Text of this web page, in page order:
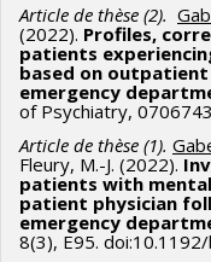
Article de thèse (2).
(2022). Profiles,
patients
based on
emergency
of Psychiatry,
Article de thèse (1).
Fleury, M.-J. (2022).
patients with
patient physician
emergency
8(3), E95.